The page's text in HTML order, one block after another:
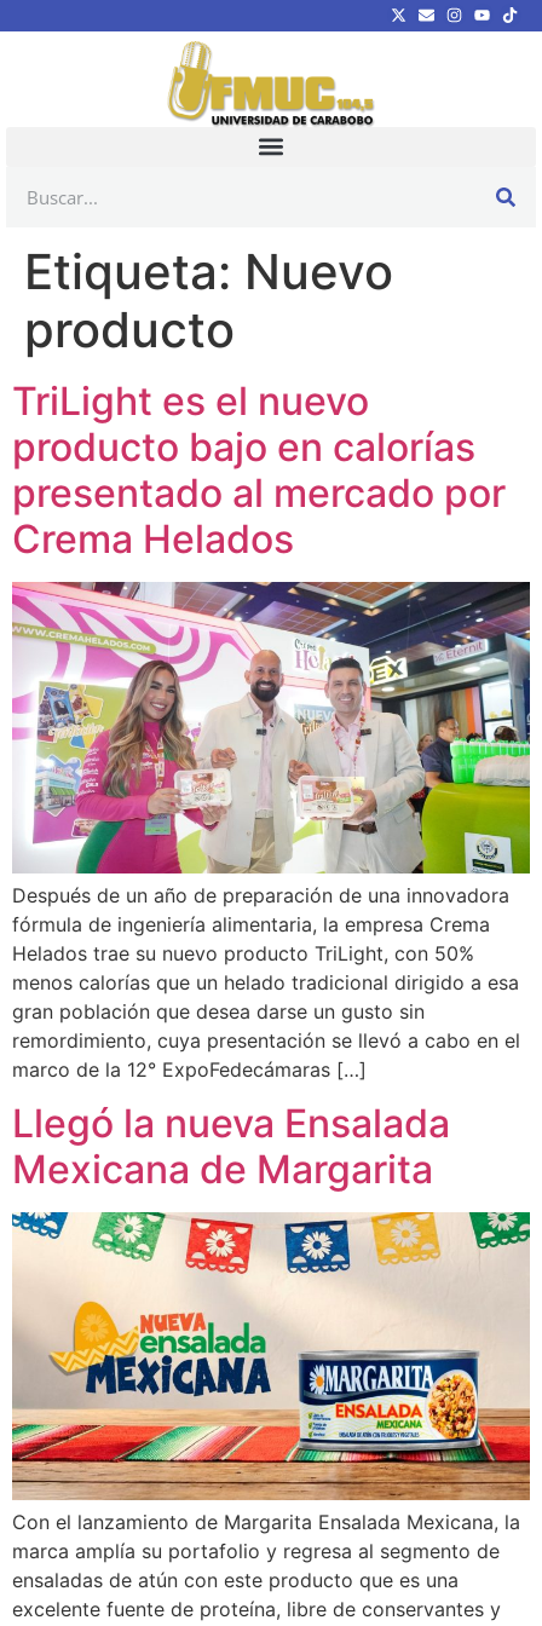
Etiqueta: Nuevo
producto
TriLight es el nuevo
producto bajo en calorías
presentado al mercado por
Crema Helados
Después de un año de preparación de una innovadora
fórmula de ingeniería alimentaria, la empresa Crema
Helados trae su nuevo producto TriLight, con 50%
menos calorías que un helado tradicional dirigido a esa
gran población que desea darse un gusto sin
remordimiento, cuya presentación se llevó a cabo en el
marco de la 12° ExpoFedecámaras […]
Llegó la nueva Ensalada
Mexicana de Margarita
Con el lanzamiento de Margarita Ensalada Mexicana, la
marca amplía su portafolio y regresa al segmento de
ensaladas de atún con este producto que es una
excelente fuente de proteína, libre de conservantes y